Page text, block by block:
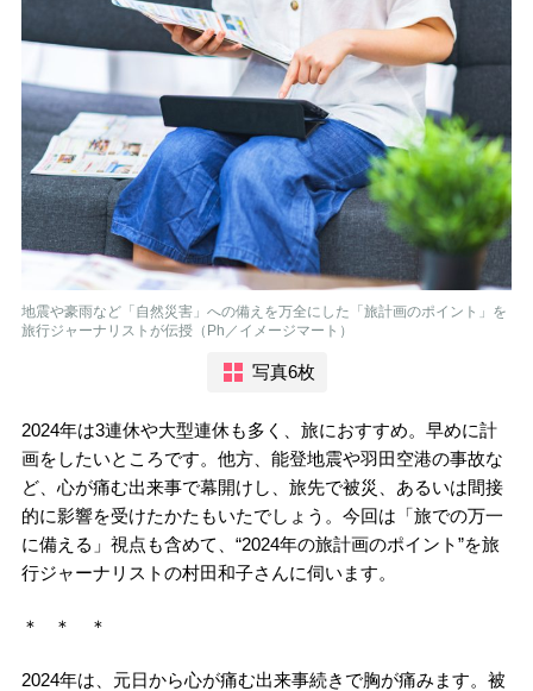
地震や豪雨など「自然災害」への備えを万全にした「旅計画のポイント」を
旅行ジャーナリストが伝授（Ph／イメージマート）
写真6枚
2024年は3連休や大型連休も多く、旅におすすめ。早めに計
画をしたいところです。他方、能登地震や羽田空港の事故な
ど、心が痛む出来事で幕開けし、旅先で被災、あるいは間接
的に影響を受けたかたもいたでしょう。今回は「旅での万一
に備える」視点も含めて、“2024年の旅計画のポイント”を旅
行ジャーナリストの村田和子さんに伺います。
＊ ＊ ＊
2024年は、元日から心が痛む出来事続きで胸が痛みます。被